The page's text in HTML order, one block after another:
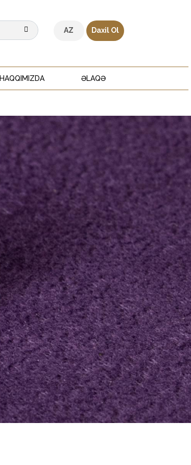
AZ Daxil Ol
HAQQIMIZDA ƏLAQƏ